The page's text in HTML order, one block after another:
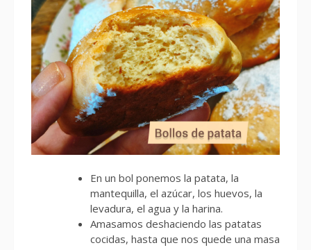
En un bol ponemos la patata, la
mantequilla, el azúcar, los huevos, la
levadura, el agua y la harina.
Amasamos deshaciendo las patatas
cocidas, hasta que nos quede una masa